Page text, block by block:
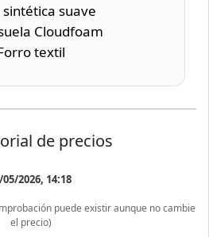
suave
Cloudfoam
textil
de precios
05/2026, 14:18
puede existir aunque no cambie
el precio)